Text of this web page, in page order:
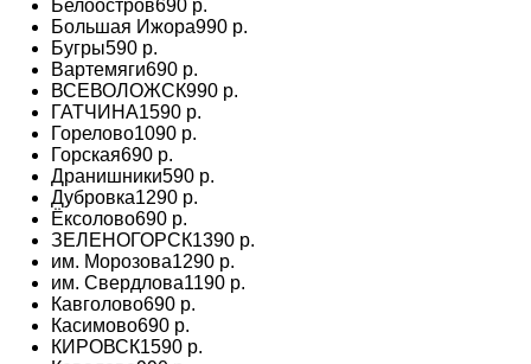
Белоостров690 р.
Большая Ижора990 р.
Бугры590 р.
Вартемяги690 р.
ВСЕВОЛОЖСК990 р.
ГАТЧИНА1590 р.
Горелово1090 р.
Горская690 р.
Дранишники590 р.
Дубровка1290 р.
Ёксолово690 р.
ЗЕЛЕНОГОРСК1390 р.
им. Морозова1290 р.
им. Свердлова1190 р.
Кавголово690 р.
Касимово690 р.
КИРОВСК1590 р.